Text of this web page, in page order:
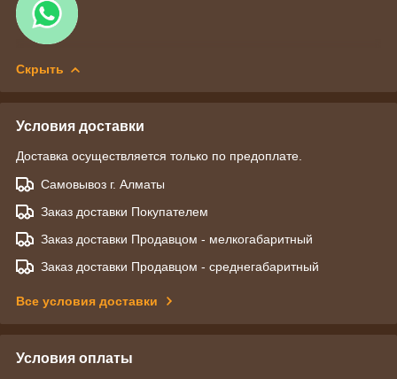
Скрыть
Условия доставки
Доставка осуществляется только по предоплате.
Самовывоз г. Алматы
Заказ доставки Покупателем
Заказ доставки Продавцом - мелкогабаритный
Заказ доставки Продавцом - среднегабаритный
Все условия доставки
Условия оплаты